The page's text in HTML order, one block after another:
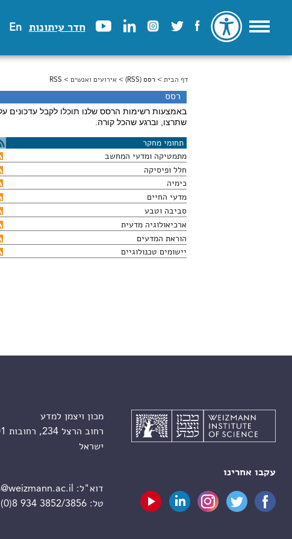
חדר עיתונות En
הינך נמצא כאן
דף הבית >רסס (RSS) > אירועים ואנשים > RSS
רסס
באמצעות רשימות הרסס שלנו תוכלו לקבל עדכונים
שתרצו, וברגע שהכל קורה.
תחומי מחקר
מתמטיקה ומדעי המחשב
חלל ופיסיקה
כימיה
מדעי החיים
סביבה וטבע
ארכיאולוגיה מדעית
הוראת המדעים
יישומים טכנולוגיים
עקבו אחרינו
מכון ויצמן למדע
רחוב הרצל 234, רחובות 7610001
ישראל
דוא"ל:
טל:934 3852/3856